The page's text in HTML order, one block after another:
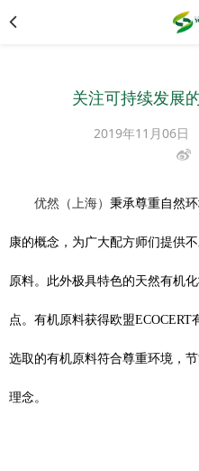
关注可持续发展
2019年11月06日
优然（上海） 秉承尊重自然
康的概念，为广大配方师们提供
原料。此外极具特色的天然有机
点。有机原料获得欧盟ECOCERT
选取的有机原料符合尊重环境，
理念。